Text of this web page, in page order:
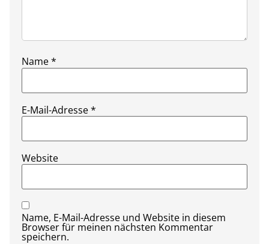
Name*
E-Mail-Adresse*
Website
Name, E-Mail-Adresse und Website in diesem
Browser für meinen nächsten Kommentar
speichern.